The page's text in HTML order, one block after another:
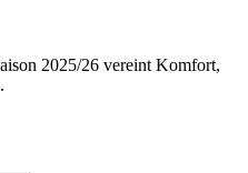
2025/26 vereint Komfort,